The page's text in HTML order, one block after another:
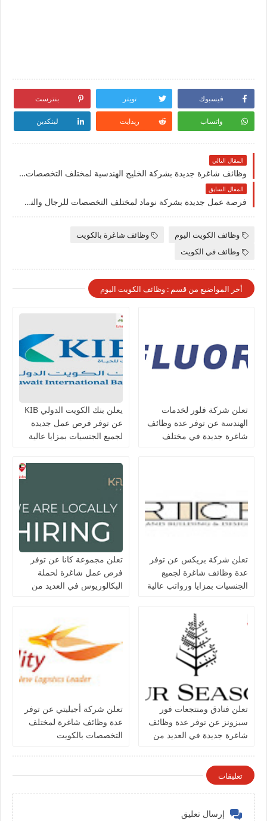
فيسبوك تويتر بنترست
واتساب ريدايت لينكدين
المقال التالي
وظائف شاغرة جديدة بشركة الخليج الهندسية لمختلف التخصصات في الكويت
المقال السابق
فرصة عمل جديدة بشركة نوماد لمختلف التخصصات للرجال والنساء بالكويت
وظائف الكويت اليوم
وظائف شاغرة بالكويت
وظائف في الكويت
أخر المواضيع من قسم : وظائف الكويت اليوم
تعلن شركة فلور لخدمات
الهندسة عن توفر عدة وظائف
شاغرة جديدة في مختلف
يعلن بنك الكويت الدولي KIB
عن توفر فرص عمل جديدة
لجميع الجنسيات بمزايا عالية
تعلن شركة بريكس عن توفر
عدة وظائف شاغرة لجميع
الجنسيات بمزايا ورواتب عالية
تعلن مجموعة كانا عن توفر
فرص عمل شاغرة لحملة
البكالوريوس في العديد من
تعلن فنادق ومنتجعات فور
سيزونز‏ عن توفر عدة وظائف
شاغرة جديدة في العديد من
تعلن شركة أجيليتي عن توفر
عدة وظائف شاغرة لمختلف
التخصصات بالكويت
تعليقات
إرسال تعليق